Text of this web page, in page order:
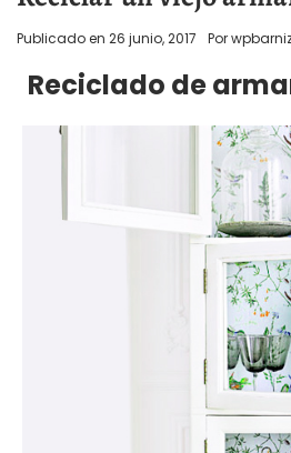
Publicado en 26 junio, 2017 Por
Reciclado de